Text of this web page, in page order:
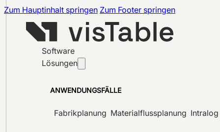
Zum Hauptinhalt springen Zum Footer springen
Software
Lösungen
ANWENDUNGSFÄLLE
Fabrikplanung Materialflussplanung